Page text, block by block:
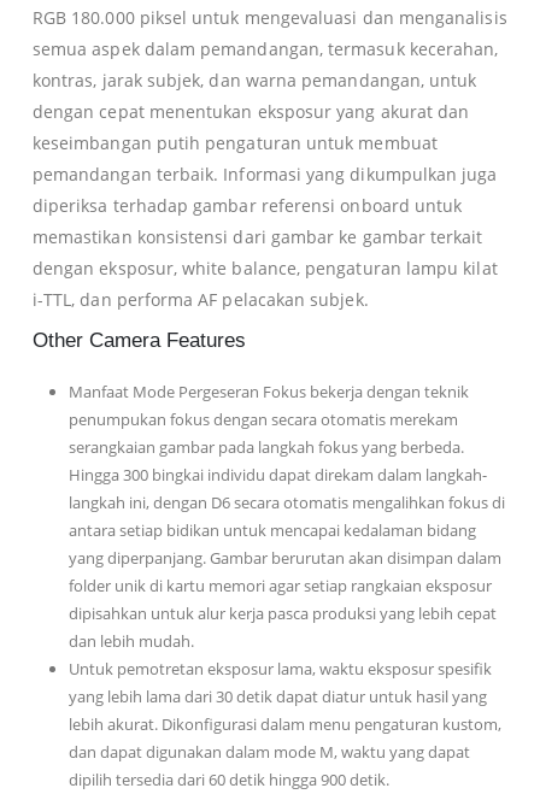
RGB 180.000 piksel untuk mengevaluasi dan menganalisis
semua aspek dalam pemandangan, termasuk kecerahan,
kontras, jarak subjek, dan warna pemandangan, untuk
dengan cepat menentukan eksposur yang akurat dan
keseimbangan putih pengaturan untuk membuat
pemandangan terbaik. Informasi yang dikumpulkan juga
diperiksa terhadap gambar referensi onboard untuk
memastikan konsistensi dari gambar ke gambar terkait
dengan eksposur, white balance, pengaturan lampu kilat
i-TTL, dan performa AF pelacakan subjek.
Other Camera Features
Manfaat Mode Pergeseran Fokus bekerja dengan teknik
penumpukan fokus dengan secara otomatis merekam
serangkaian gambar pada langkah fokus yang berbeda.
Hingga 300 bingkai individu dapat direkam dalam langkah-
langkah ini, dengan D6 secara otomatis mengalihkan fokus di
antara setiap bidikan untuk mencapai kedalaman bidang
yang diperpanjang. Gambar berurutan akan disimpan dalam
folder unik di kartu memori agar setiap rangkaian eksposur
dipisahkan untuk alur kerja pasca produksi yang lebih cepat
dan lebih mudah.
Untuk pemotretan eksposur lama, waktu eksposur spesifik
yang lebih lama dari 30 detik dapat diatur untuk hasil yang
lebih akurat. Dikonfigurasi dalam menu pengaturan kustom,
dan dapat digunakan dalam mode M, waktu yang dapat
dipilih tersedia dari 60 detik hingga 900 detik.